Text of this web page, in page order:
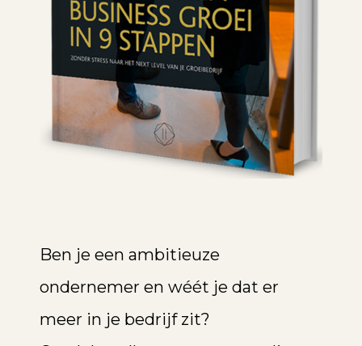
Ben je een ambitieuze
ondernemer en wéét je dat er
meer in je bedrijf zit?